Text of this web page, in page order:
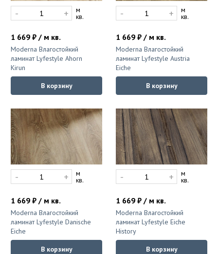
1 669 ₽ / м кв.
Moderna Влагостойкий
ламинат Lyfestyle Ahorn
Kirun
- + м
кв.
В корзину
1 669 ₽ / м кв.
Moderna Влагостойкий
ламинат Lyfestyle Austria
Eiche
- + м
кв.
В корзину
1 669 ₽ / м кв.
Moderna Влагостойкий
ламинат Lyfestyle Danische
Eiche
- + м
кв.
В корзину
1 669 ₽ / м кв.
Moderna Влагостойкий
ламинат Lyfestyle Eiche
History
- + м
кв.
В корзину